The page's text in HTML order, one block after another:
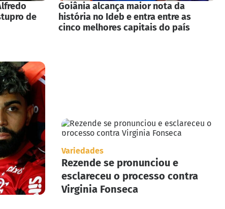
de
Goiânia alcança maior nota da
história no Ideb e entra entre as
cinco melhores capitais do país
Variedades
Rezende se pronunciou e
esclareceu o processo contra
Virginia Fonseca